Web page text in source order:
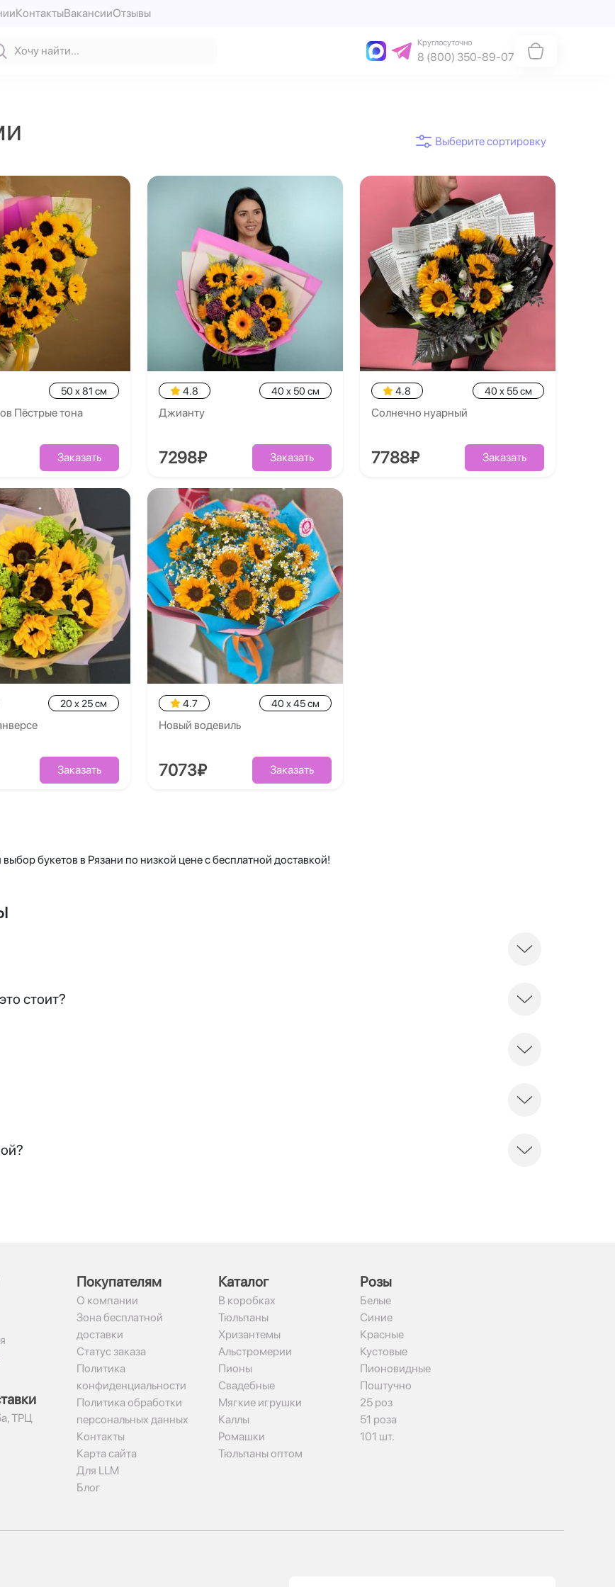
КонтактыВакансииОтзывы
Круглосуточно
8 (800) 350-89-07
50 x 81 см
Пёстрые тона
Заказать
4.8 40 x 50 см
Джианту
7298₽ Заказать
4.8 40 x 55 см
Солнечно нуарный
7788₽ Заказать
20 x 25 см
Заказать
4.7 40 x 45 см
Новый водевиль
7073₽ Заказать
букетов в Рязани по низкой цене с бесплатной доставкой!
стоит?
ТРЦ
Покупателям
О компании
Зона бесплатной
доставки
Статус заказа
Политика
конфиденциальности
Политика обработки
персональных данных
Контакты
Карта сайта
Для LLM
Блог
Каталог
В коробках
Тюльпаны
Хризантемы
Альстромерии
Пионы
Свадебные
Мягкие игрушки
Каллы
Ромашки
Тюльпаны оптом
Рoзы
Белые
Синие
Красные
Кустовые
Пионовидные
Поштучно
25 роз
51 роза
101 шт.